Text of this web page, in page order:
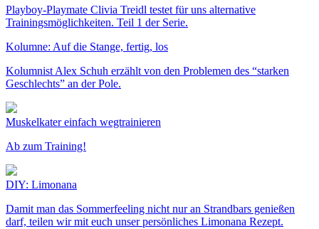
Playboy-Playmate Clivia Treidl testet für uns alternative
Trainingsmöglichkeiten. Teil 1 der Serie.
Kolumne: Auf die Stange, fertig, los
Kolumnist Alex Schuh erzählt von den Problemen des “starken
Geschlechts” an der Pole.
Muskelkater einfach wegtrainieren
Ab zum Training!
DIY: Limonana
Damit man das Sommerfeeling nicht nur an Strandbars genießen
darf, teilen wir mit euch unser persönliches Limonana Rezept.